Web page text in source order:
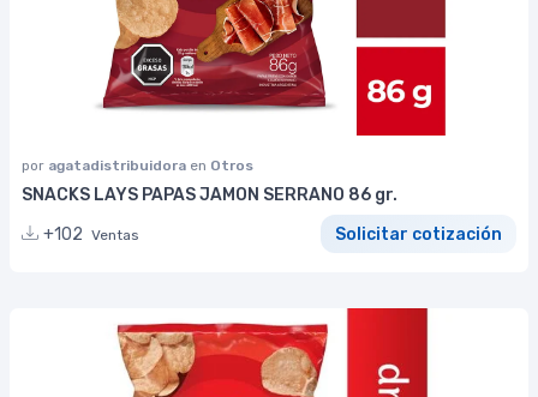
por agatadistribuidora en Otros
SNACKS LAYS PAPAS JAMON SERRANO 86 gr.
+102 Ventas Solicitar cotización